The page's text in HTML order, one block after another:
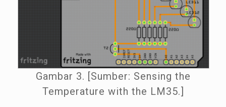
Gambar 3. [Sumber: Sensing the
Temperature with the LM35.]